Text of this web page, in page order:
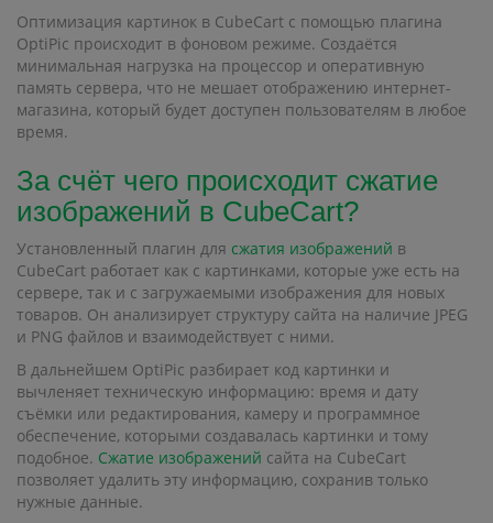
Оптимизация картинок в CubeCart с помощью плагина
OptiPic происходит в фоновом режиме. Создаётся
минимальная нагрузка на процессор и оперативную
память сервера, что не мешает отображению интернет-
магазина, который будет доступен пользователям в любое
время.
За счёт чего происходит сжатие
изображений в CubeCart?
Установленный плагин для сжатия изображений в
CubeCart работает как с картинками, которые уже есть на
сервере, так и с загружаемыми изображения для новых
товаров. Он анализирует структуру сайта на наличие JPEG
и PNG файлов и взаимодействует с ними.
В дальнейшем OptiPic разбирает код картинки и
вычленяет техническую информацию: время и дату
съёмки или редактирования, камеру и программное
обеспечение, которыми создавалась картинки и тому
подобное. Сжатие изображений сайта на CubeCart
позволяет удалить эту информацию, сохранив только
нужные данные.